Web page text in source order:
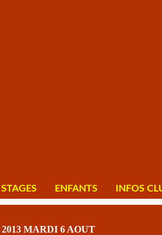
STAGES ENFANTS INFOS
MARDI 6 AOUT